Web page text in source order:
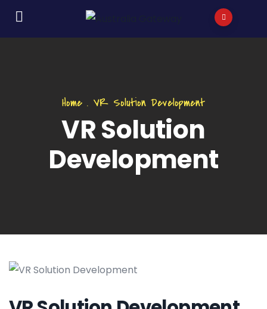
Home . VR Solution Development
VR Solution
Development